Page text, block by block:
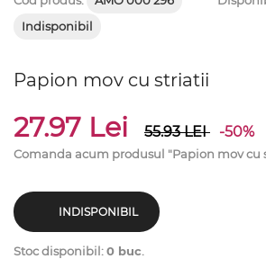
Indisponibil
Papion mov cu striatii
27.97 Lei 55.93LEI -50%
Comanda acum produsul "Papion mov cu
INDISPONIBIL
Stoc disponibil:0 buc.